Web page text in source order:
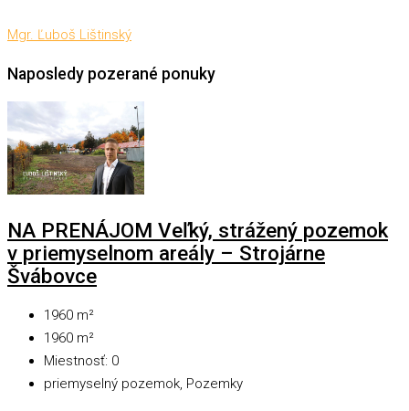
Mgr. Ľuboš Lištinský
Naposledy pozerané ponuky
NA PRENÁJOM Veľký, strážený pozemok
v priemyselnom areály – Strojárne
Švábovce
1960 m²
1960 m²
Miestnosť: 0
priemyselný pozemok, Pozemky